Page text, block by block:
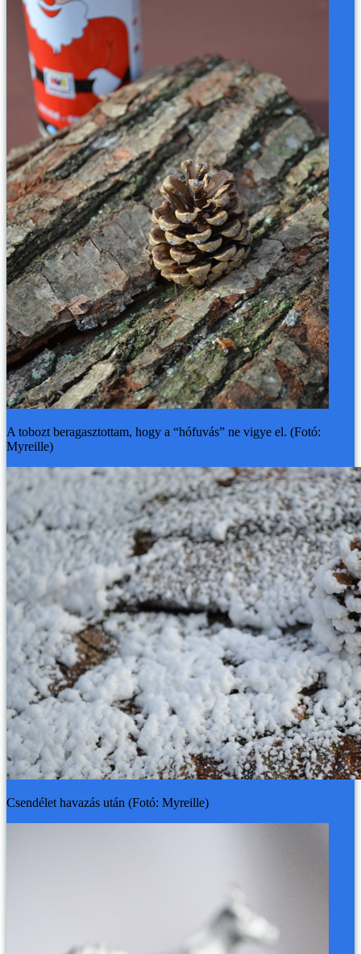
A tobozt beragasztottam, hogy a “hófuvás” ne vigye el. (Fotó:
Myreille)
Csendélet havazás után (Fotó: Myreille)